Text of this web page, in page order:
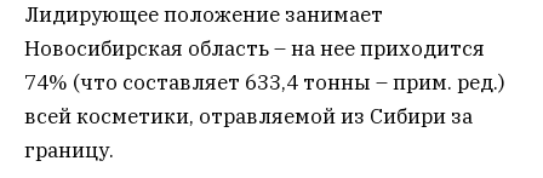
Лидирующее положение занимает
Новосибирская область – на нее приходится
74% (что составляет 633,4 тонны – прим. ред.)
всей косметики, отравляемой из Сибири за
границу.